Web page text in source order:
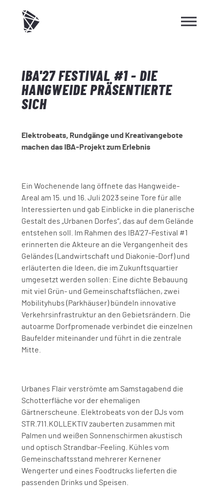
IBA'27 FESTIVAL #1 - DIE
HANGWEIDE PRÄSENTIERTE
SICH
Elektrobeats, Rundgänge und Kreativangebote
machen das IBA-Projekt zum Erlebnis
Ein Wochenende lang öffnete das Hangweide-
Areal am 15. und 16. Juli 2023 seine Tore für alle
Interessierten und gab Einblicke in die planerische
Gestalt des „Urbanen Dorfes“, das auf dem Gelände
entstehen soll. Im Rahmen des IBA’27-Festival #1
erinnerten die Akteure an die Vergangenheit des
Geländes (Landwirtschaft und Diakonie-Dorf) und
erläuterten die Ideen, die im Zukunftsquartier
umgesetzt werden sollen: Eine dichte Bebauung
mit viel Grün- und Gemeinschaftsflächen, zwei
Mobilityhubs (Parkhäuser) bündeln innovative
Verkehrsinfrastruktur an den Gebietsrändern. Die
autoarme Dorfpromenade verbindet die einzelnen
Baufelder miteinander und führt in die zentrale
Mitte.
Urbanes Flair verströmte am Samstagabend die
Schotterfläche vor der ehemaligen
Gärtnerscheune. Elektrobeats von der DJs vom
STR.711.KOLLEKTIV zauberten zusammen mit
Palmen und weißen Sonnenschirmen akustisch
und optisch Strandbar-Feeling. Kühles vom
Gemeinschaftsstand mehrerer Kernener
Wengerter und eines Foodtrucks lieferten die
passenden Drinks und Speisen.